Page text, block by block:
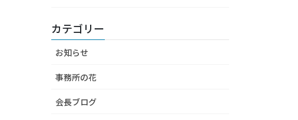
カテゴリー
お知らせ
事務所の花
会長ブログ